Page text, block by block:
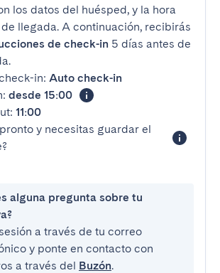
los datos del huésped, y la hora
llegada. A continuación, recibirás
de check-in 5 días antes de
in: Auto check-in
desde 15:00
11:00
y necesitas guardar el
alguna pregunta sobre tu
a través de tu correo
y ponte en contacto con
a través del Buzón.